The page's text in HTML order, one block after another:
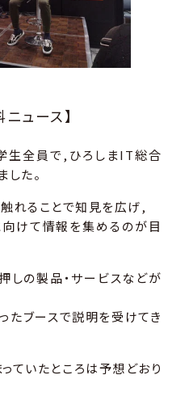
ュース】
生全員で,ひろしまIT総合
た。
れることで知見を広げ,
けて情報を集めるのが目
しの製品・サービスなどが
たブースで説明を受けてき
ていたところは予想どおり